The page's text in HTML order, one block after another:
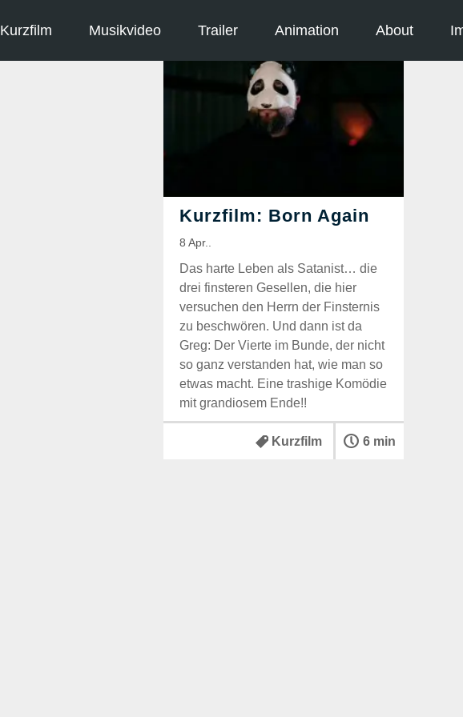
Kurzfilm Musikvideo Trailer Animation About
Das harte Leben als Satanist… die
drei finsteren Gesellen, die hier
versuchen den Herrn der Finsternis
zu beschwören. Und dann ist da
Greg: Der Vierte im Bunde, der nicht
so ganz verstanden hat, wie man so
etwas macht. Eine trashige Komödie
mit grandiosem Ende!!
Kurzfilm 6 min